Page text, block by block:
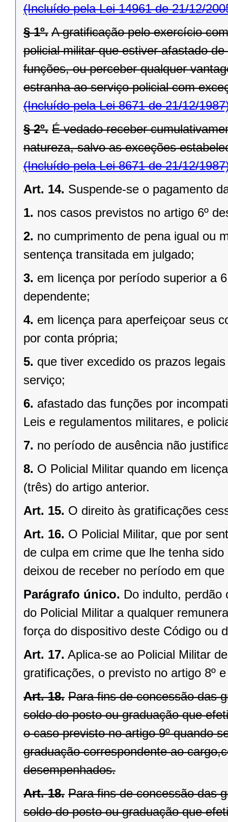
(Incluído pela Lei 14961 de 21/12/
§ 1º. A gratificação pelo exercício
policial militar que estiver afastado
funções, ou perceber qualquer
estranha ao serviço policial com
(Incluído pela Lei 8671 de 21/12/
§ 2º. É vedado receber
natureza, salvo as exceções
(Incluído pela Lei 8671 de 21/12/
Art. 14. Suspende-se o pagamento
1. nos casos previstos no artigo 6º
2. no cumprimento de pena igual ou
sentença transitada em julgado;
3. em licença por período superior a
dependente;
4. em licença para aperfeiçoar seus
por conta própria;
5. que tiver excedido os prazos
serviço;
6. afastado das funções por
Leis e regulamentos militares, e
7. no período de ausência não
8. O Policial Militar quando em
(três) do artigo anterior.
Art. 15. O direito às gratificações
Art. 16. O Policial Militar, que por
de culpa em crime que lhe tenha
deixou de receber no período em
Parágrafo único. Do indulto, perdão
do Policial Militar a qualquer
força do dispositivo deste Código ou
Art. 17. Aplica-se ao Policial Militar
gratificações, o previsto no artigo 8º
Art. 18. Para fins de concessão das
soldo do posto ou graduação que
o caso previsto no artigo 9º quando
graduação correspondente ao
desempenhados.
Art. 18. Para fins de concessão das
soldo do posto ou graduação que